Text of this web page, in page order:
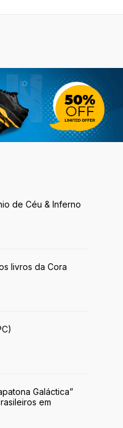
de Céu & Inferno
livros da Cora
Galáctica”
em